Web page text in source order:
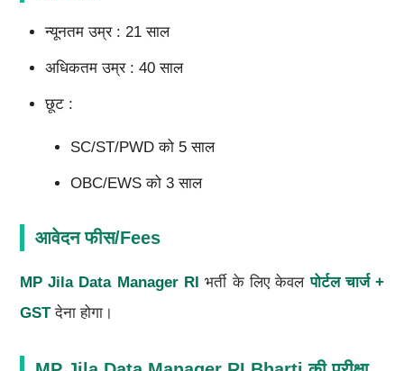
न्यूनतम उम्र : 21 साल
अधिकतम उम्र : 40 साल
छूट :
SC/ST/PWD को 5 साल
OBC/EWS को 3 साल
आवेदन फीस/Fees
MP Jila Data Manager RI भर्ती के लिए केवलपोर्टल चार्ज +
GSTदेना होगा।